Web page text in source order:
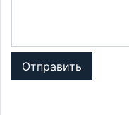
Отправить